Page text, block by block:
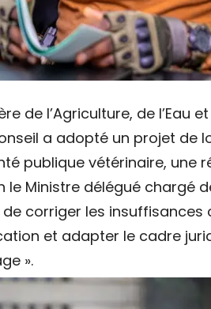
de l’Agriculture, de l’Eau
a adopté un projet de
publique vétérinaire, une
le Ministre délégué chargé
de corriger les
et adapter le cadre
».